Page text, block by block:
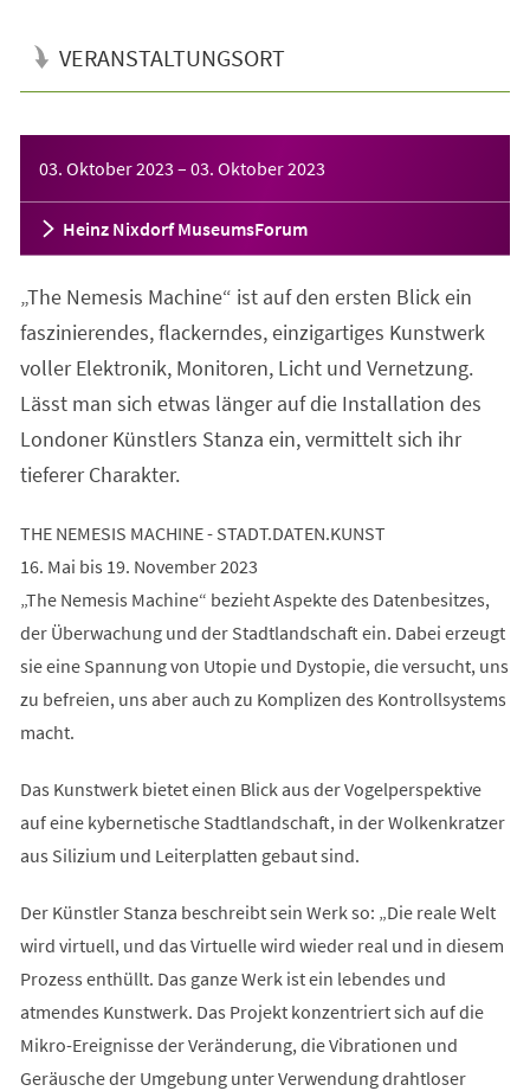
VERANSTALTUNGSORT
03. Oktober 2023 – 03. Oktober 2023
Heinz Nixdorf MuseumsForum
„The Nemesis Machine“ ist auf den ersten Blick ein
faszinierendes, flackerndes, einzigartiges Kunstwerk
voller Elektronik, Monitoren, Licht und Vernetzung.
Lässt man sich etwas länger auf die Installation des
Londoner Künstlers Stanza ein, vermittelt sich ihr
tieferer Charakter.
THE NEMESIS MACHINE - STADT.DATEN.KUNST
16. Mai bis 19. November 2023
„The Nemesis Machine“ bezieht Aspekte des Datenbesitzes,
der Überwachung und der Stadtlandschaft ein. Dabei erzeugt
sie eine Spannung von Utopie und Dystopie, die versucht, uns
zu befreien, uns aber auch zu Komplizen des Kontrollsystems
macht.
Das Kunstwerk bietet einen Blick aus der Vogelperspektive
auf eine kybernetische Stadtlandschaft, in der Wolkenkratzer
aus Silizium und Leiterplatten gebaut sind.
Der Künstler Stanza beschreibt sein Werk so: „Die reale Welt
wird virtuell, und das Virtuelle wird wieder real und in diesem
Prozess enthüllt. Das ganze Werk ist ein lebendes und
atmendes Kunstwerk. Das Projekt konzentriert sich auf die
Mikro-Ereignisse der Veränderung, die Vibrationen und
Geräusche der Umgebung unter Verwendung drahtloser